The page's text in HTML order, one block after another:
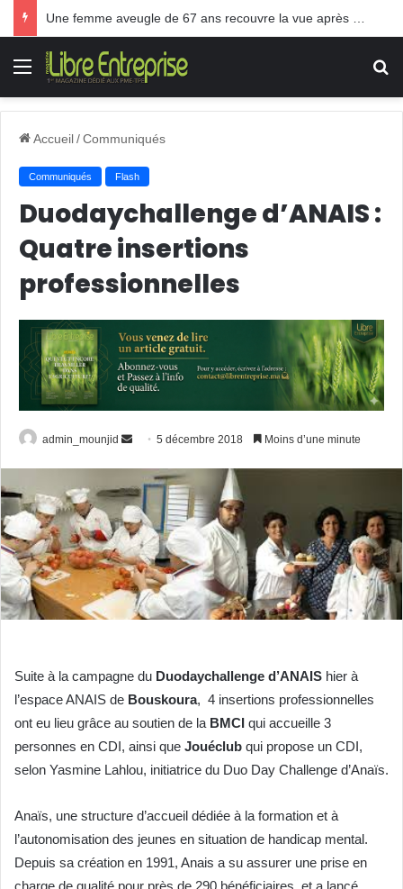
Menu
Accueil/Communiqués
Communiqués Flash
Duodaychallenge d’ANAIS :
Quatre insertions
professionnelles
admin_mounjid
o
y
e
r
u
n
u
r
r
i
5 décembre 2018 Moins d’une minute
Suite à la campagne du Duodaychallenge d’ANAIS hier à
l’espace ANAIS de Bouskoura, 4 insertions professionnelles
ont eu lieu grâce au soutien de la BMCI qui accueille 3
personnes en CDI, ainsi que Jouéclub qui propose un CDI,
selon Yasmine Lahlou, initiatrice du Duo Day Challenge d’Anaïs.
Anaïs, une structure d’accueil dédiée à la formation et à
l’autonomisation des jeunes en situation de handicap mental.
Depuis sa création en 1991, Anais a su assurer une prise en